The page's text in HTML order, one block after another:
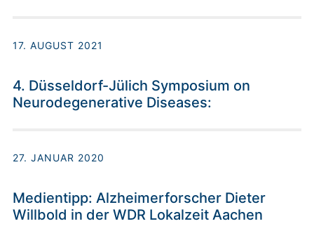
17. AUGUST 2021
4. Düsseldorf-Jülich Symposium on
Neurodegenerative Diseases:
27. JANUAR 2020
Medientipp: Alzheimerforscher Dieter
Willbold in der WDR Lokalzeit Aachen